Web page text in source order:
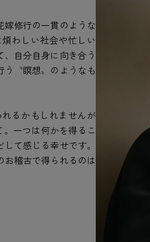
嫁修行の一貫のような
わしい社会や忙しい
自分自身に向き合う
う〝瞑想〟のようなも
るかもしれませんが
一つは何かを得るこ
て感じる幸せです。
お稽古で得られるのは